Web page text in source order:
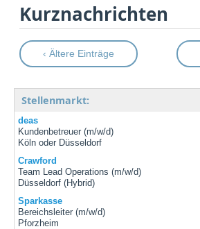
Kurznachrichten
‹ Ältere Einträge
Stellenmarkt:
deas
Kundenbetreuer (m/w/d)
Köln oder Düsseldorf
Crawford
Team Lead Operations (m/w/d)
Düsseldorf (Hybrid)
Sparkasse
Bereichsleiter (m/w/d)
Pforzheim